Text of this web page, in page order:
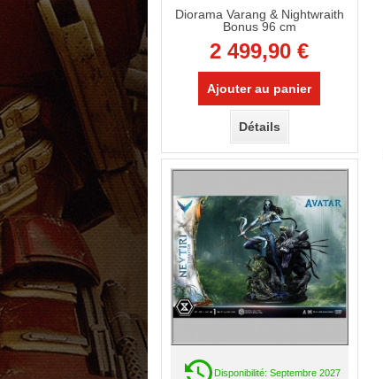
Diorama Varang & Nightwraith
Bonus 96 cm
2 499,90 €
Ajouter au panier
Détails
Disponibilité: Septembre 2027